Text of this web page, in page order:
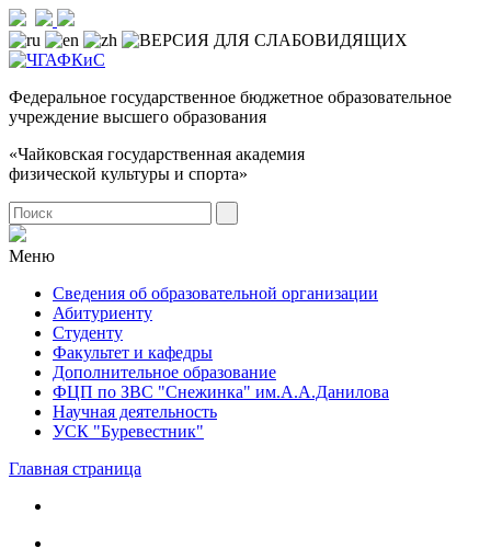
Федеральное государственное бюджетное образовательное
учреждение высшего образования
«Чайковская государственная академия
физической культуры и спорта»
Меню
Сведения об образовательной организации
Абитуриенту
Студенту
Факультет и кафедры
Дополнительное образование
ФЦП по ЗВС "Снежинка" им.А.А.Данилова
Научная деятельность
УСК "Буревестник"
Главная страница